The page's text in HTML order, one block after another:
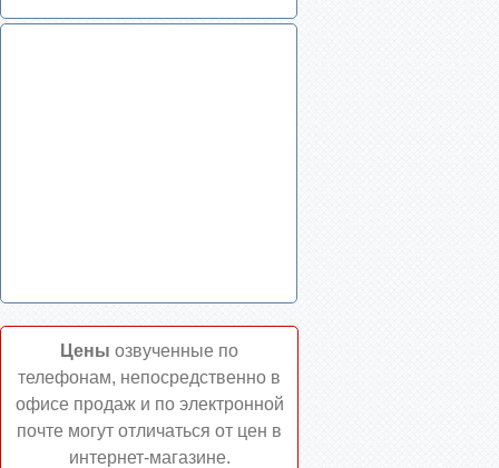
Цены озвученные по
телефонам, непосредственно в
офисе продаж и по электронной
почте могут отличаться от цен в
интернет-магазине.